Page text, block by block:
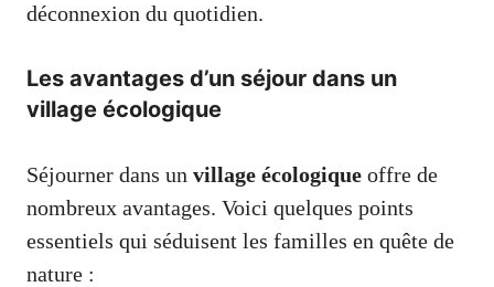
déconnexion du quotidien.
Les avantages d’un séjour dans un
village écologique
Séjourner dans un village écologique offre de
nombreux avantages. Voici quelques points
essentiels qui séduisent les familles en quête de
nature :